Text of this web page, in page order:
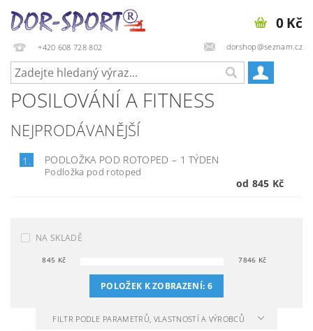
+420 608 728 802 dorshop@seznam.cz
0 Kč
POSILOVÁNÍ A FITNESS
NEJPRODÁVANĚJŠÍ
1. PODLOŽKA POD ROTOPED – 1 TÝDEN
Podložka pod rotoped
od 845 Kč
NA SKLADĚ
845 Kč 7846 Kč
POLOŽEK K ZOBRAZENÍ: 6
FILTR PODLE PARAMETRŮ, VLASTNOSTÍ A VÝROBCŮ